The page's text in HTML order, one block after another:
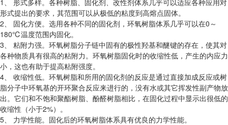
1、 形式多样。各种树脂、固化剂、改性剂体系几乎可以适应各种应用对
形式提出的要求，其范围可以从极低的粘度到高熔点固体。
2、 固化方便。选用各种不同的固化剂，环氧树脂体系几乎可以在0～
180℃温度范围内固化。
3、 粘附力强。环氧树脂分子链中固有的极性羟基和醚键的存在，使其对
各种物质具有很高的粘附力。环氧树脂固化时的收缩性低，产生的内应力
小，这也有助于提高粘附强度。
4、 收缩性低。环氧树脂和所用的固化剂的反应是通过直接加成反应或树
脂分子中环氧基的开环聚合反应来进行的，没有水或其它挥发性副产物放
出。它们和不饱和聚酯树脂、酚醛树脂相比，在固化过程中显示出很低的
收缩性（小于2%）。
5、 力学性能。固化后的环氧树脂体系具有优良的力学性能。